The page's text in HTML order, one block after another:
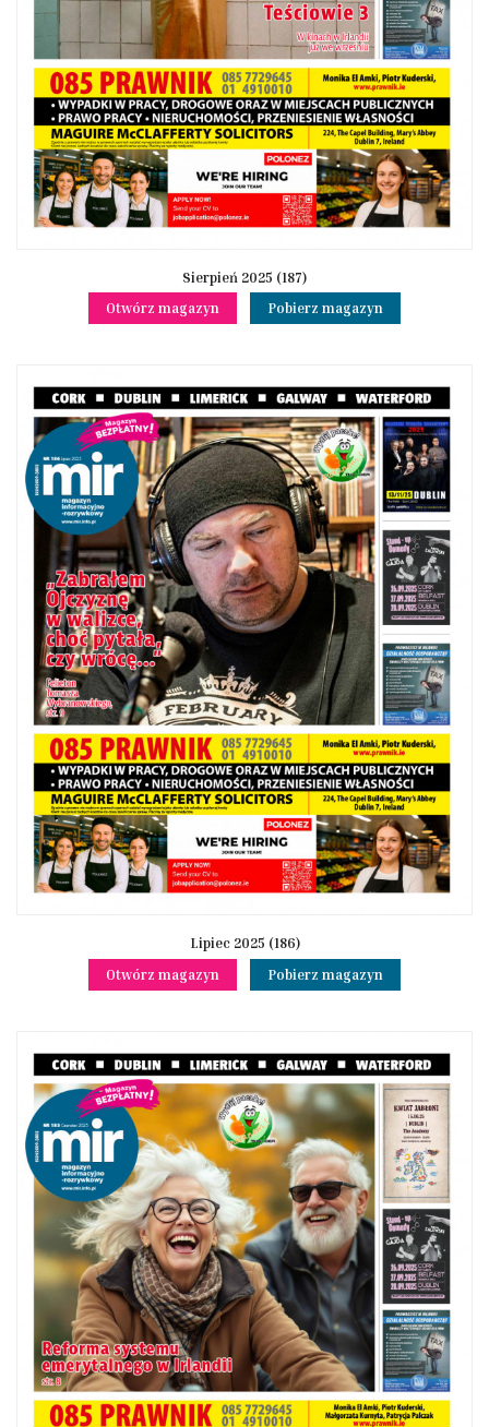
Sierpień 2025 (187)
Otwórz magazyn
Pobierz magazyn
Lipiec 2025 (186)
Otwórz magazyn
Pobierz magazyn